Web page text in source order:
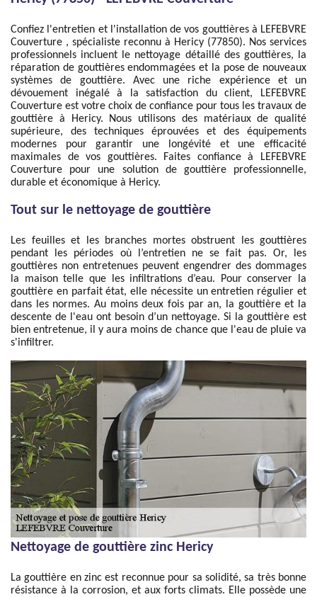
Confiez l'entretien et l'installation de vos gouttières à LEFEBVRE
Couverture , spécialiste reconnu à Hericy (77850). Nos services
professionnels incluent le nettoyage détaillé des gouttières, la
réparation de gouttières endommagées et la pose de nouveaux
systèmes de gouttière. Avec une riche expérience et un
dévouement inégalé à la satisfaction du client, LEFEBVRE
Couverture est votre choix de confiance pour tous les travaux de
gouttière à Hericy. Nous utilisons des matériaux de qualité
supérieure, des techniques éprouvées et des équipements
modernes pour garantir une longévité et une efficacité
maximales de vos gouttières. Faites confiance à LEFEBVRE
Couverture pour une solution de gouttière professionnelle,
durable et économique à Hericy.
Tout sur le nettoyage de gouttière
Les feuilles et les branches mortes obstruent les gouttières
pendant les périodes où l’entretien ne se fait pas. Or, les
gouttières non entretenues peuvent engendrer des dommages
la maison telle que les infiltrations d’eau. Pour conserver la
gouttière en parfait état, elle nécessite un entretien régulier et
dans les normes. Au moins deux fois par an, la gouttière et la
descente de l'eau ont besoin d’un nettoyage. Si la gouttière est
bien entretenue, il y aura moins de chance que l'eau de pluie va
s'infiltrer.
Nettoyage de gouttière zinc Hericy
La gouttière en zinc est reconnue pour sa solidité, sa très bonne
résistance à la corrosion, et aux forts climats. Elle possède une